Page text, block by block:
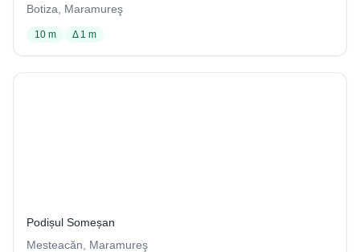
Botiza, Maramureş
10 m Δ 1 m
Podișul Someșan
Mesteacăn, Maramureş